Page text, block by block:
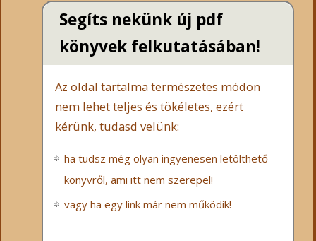
Segíts nekünk új pdf
könyvek felkutatásában!
Az oldal tartalma természetes módon
nem lehet teljes és tökéletes, ezért
kérünk, tudasd velünk:
ha tudsz még olyan ingyenesen letölthető
könyvről, ami itt nem szerepel!
vagy ha egy link már nem működik!